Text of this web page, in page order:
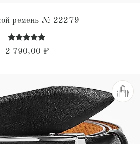
ремень № 22279
Оценка
4.87
2 790,00 ₽